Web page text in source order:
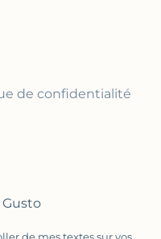
de confidentialité